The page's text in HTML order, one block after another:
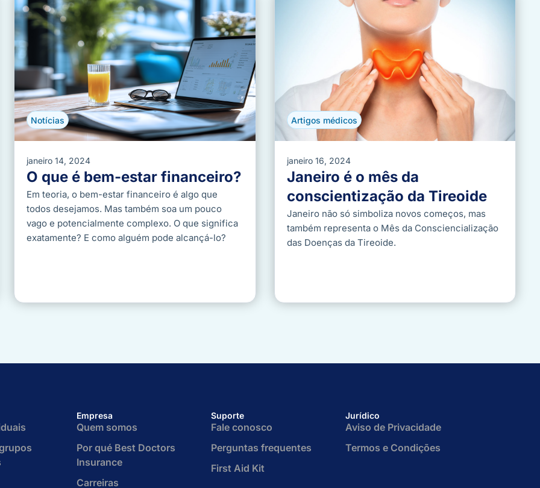
Notícias
janeiro 14, 2024
O que é bem-estar financeiro?
Em teoria, o bem-estar financeiro é algo que
todos desejamos. Mas também soa um pouco
vago e potencialmente complexo. O que significa
exatamente? E como alguém pode alcançá-lo?
Artigos médicos
janeiro 16, 2024
Janeiro é o mês da
conscientização da Tireoide
Janeiro não só simboliza novos começos, mas
também representa o Mês da Consciencialização
das Doenças da Tireoide.
Empresa
Quem somos
Por qué Best Doctors
Insurance
Carreiras
Suporte
Fale conosco
Perguntas frequentes
First Aid Kit
Jurídico
Aviso de Privacidade
Termos e Condições